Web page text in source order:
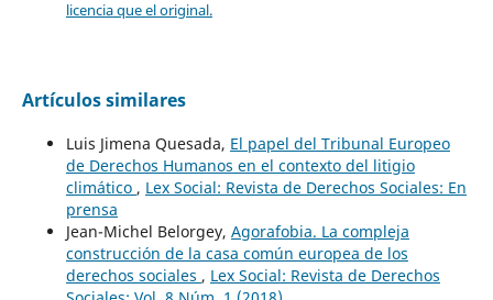
licencia que el original.
Artículos similares
Luis Jimena Quesada, El papel del Tribunal Europeo
de Derechos Humanos en el contexto del litigio
climático , Lex Social: Revista de Derechos Sociales: En
prensa
Jean-Michel Belorgey, Agorafobia. La compleja
construcción de la casa común europea de los
derechos sociales , Lex Social: Revista de Derechos